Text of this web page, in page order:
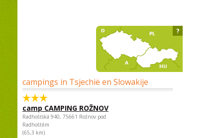
campings in Tsjechië en Slowakije
camp CAMPING ROŽNOV
Radhošťská 940, 75661 Rožnov pod
Radhoštěm
(65,3 km)
?